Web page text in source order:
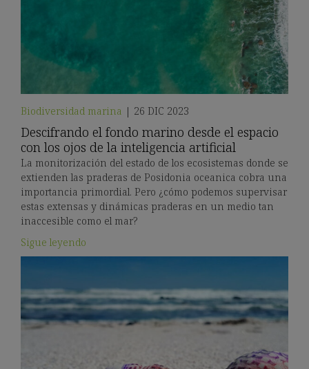
Biodiversidad marina | 26 DIC 2023
Descifrando el fondo marino desde el espacio
con los ojos de la inteligencia artificial
La monitorización del estado de los ecosistemas donde se
extienden las praderas de Posidonia oceanica cobra una
importancia primordial. Pero ¿cómo podemos supervisar
estas extensas y dinámicas praderas en un medio tan
inaccesible como el mar?
Sigue leyendo